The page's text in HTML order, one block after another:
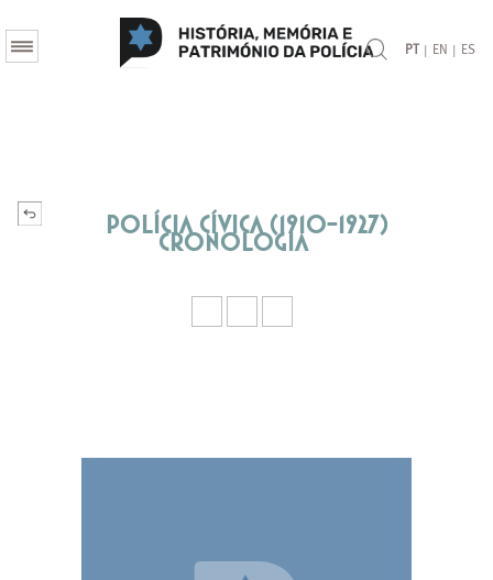
PT | EN | ES
Polícia Cívica (1910-1927)
Cronologia